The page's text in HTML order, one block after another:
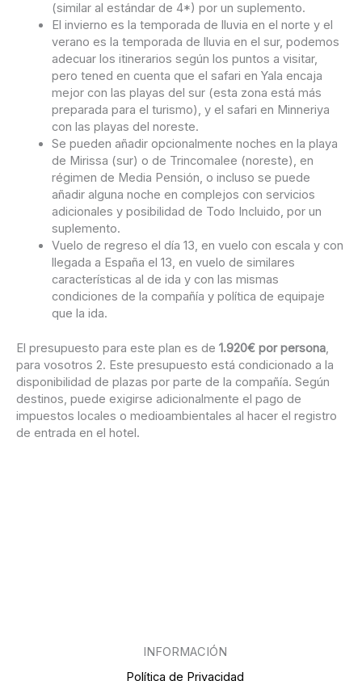
(similar al estándar de 4*) por un suplemento.
El invierno es la temporada de lluvia en el norte y el
verano es la temporada de lluvia en el sur, podemos
adecuar los itinerarios según los puntos a visitar,
pero tened en cuenta que el safari en Yala encaja
mejor con las playas del sur (esta zona está más
preparada para el turismo), y el safari en Minneriya
con las playas del noreste.
Se pueden añadir opcionalmente noches en la playa
de Mirissa (sur) o de Trincomalee (noreste), en
régimen de Media Pensión, o incluso se puede
añadir alguna noche en complejos con servicios
adicionales y posibilidad de Todo Incluido, por un
suplemento.
Vuelo de regreso el día 13, en vuelo con escala y con
llegada a España el 13, en vuelo de similares
características al de ida y con las mismas
condiciones de la compañía y política de equipaje
que la ida.
El presupuesto para este plan es de 1.920€ por persona,
para vosotros 2. Este presupuesto está condicionado a la
disponibilidad de plazas por parte de la compañía. Según
destinos, puede exigirse adicionalmente el pago de
impuestos locales o medioambientales al hacer el registro
de entrada en el hotel.
INFORMACIÓN
Política de Privacidad